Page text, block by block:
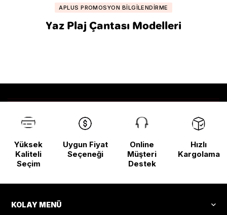
APLUS PROMOSYON BILGILENDIRME
Yaz Plaj Çantası Modelleri
Yüksek
Kaliteli
Seçim
Uygun Fiyat
Seçeneği
Online
Müşteri
Destek
Hızlı
Kargolama
KOLAY MENÜ